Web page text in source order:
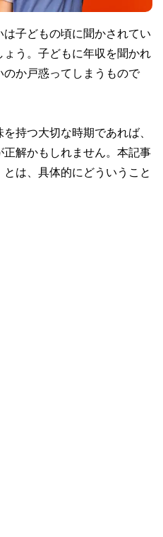
子どもの頃に聞かされてい
う。子どもに年収を聞かれ
か戸惑ってしまうもので
持つ大切な時期であれば、
解かもしれません。本記事
は、具体的にどういうこと